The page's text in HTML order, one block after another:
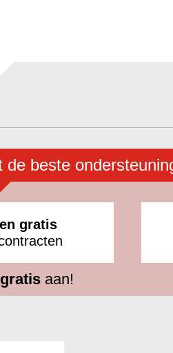
de beste
gratis
gratisaan!